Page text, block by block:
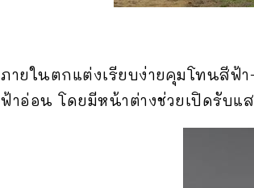
ภายในตกแต่งเรียบง่ายคุมโทนสีฟ้
ฟ้าอ่อน โดยมีหน้าต่างช่วยเปิดรับแ